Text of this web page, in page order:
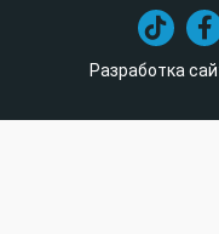
Разработка